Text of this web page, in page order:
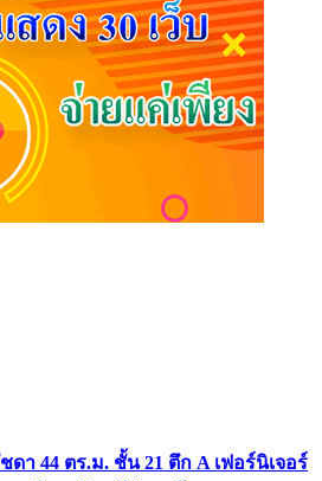
า 44 ตร.ม. ชั้น 21 ตึก A เฟอร์นิเจอร์